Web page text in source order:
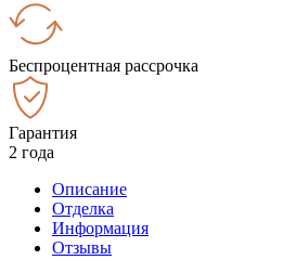
Беспроцентная рассрочка
Гарантия
2 года
Описание
Отделка
Информация
Отзывы